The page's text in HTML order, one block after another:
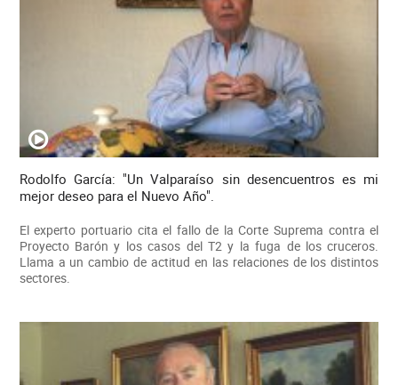
Rodolfo García: "Un Valparaíso sin desencuentros es mi
mejor deseo para el Nuevo Año".
El experto portuario cita el fallo de la Corte Suprema contra el
Proyecto Barón y los casos del T2 y la fuga de los cruceros.
Llama a un cambio de actitud en las relaciones de los distintos
sectores.